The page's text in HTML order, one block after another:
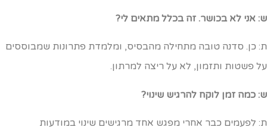
אני לא בכושר. זה בכלל מתאים לי?
כן. סדנה טובה מתחילה מהבסיס, ומלמדת פתרונות שמבוססים
פשטות ותזמון, לא על ריצה למרתון.
כמה זמן לוקח להרגיש שינוי?
לפעמים כבר אחרי מפגש אחד מרגישים שינוי במודעות